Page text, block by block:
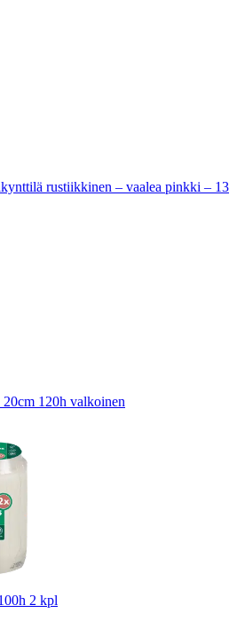
rustiikkinen – vaalea pinkki – 13
120h valkoinen
2 kpl